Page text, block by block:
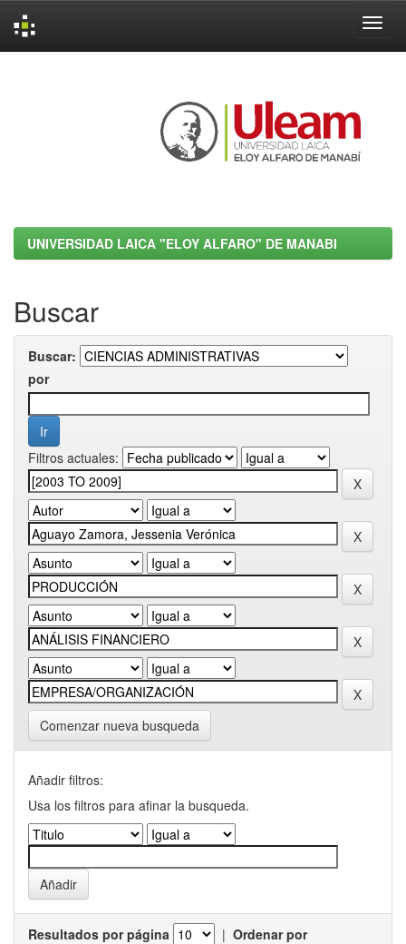
UNIVERSIDAD LAICA "ELOY ALFARO" DE MANABI
Buscar
Buscar:
por
Filtros actuales:
Comenzar nueva busqueda
Añadir filtros:
Usa los filtros para afinar la busqueda.
Resultados por página | Ordenar por